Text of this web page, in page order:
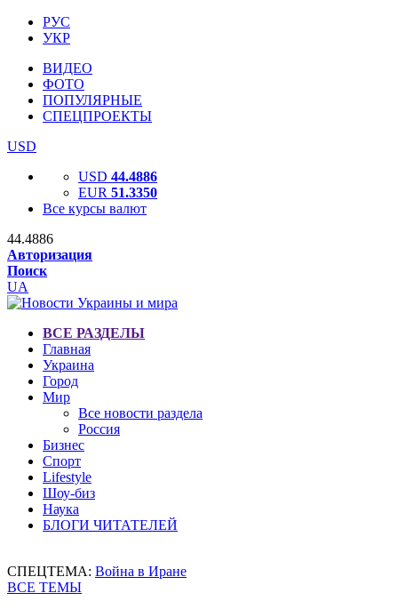
РУС
УКР
ВИДЕО
ФОТО
ПОПУЛЯРНЫЕ
СПЕЦПРОЕКТЫ
USD
USD 44.4886
EUR 51.3350
Все курсы валют
44.4886
Авторизация
Поиск
UA
ВСЕ РАЗДЕЛЫ
Главная
Украина
Город
Мир
Все новости раздела
Россия
Бизнес
Спорт
Lifestyle
Шоу-биз
Наука
БЛОГИ ЧИТАТЕЛЕЙ
СПЕЦТЕМА: Война в Иране
ВСЕ ТЕМЫ